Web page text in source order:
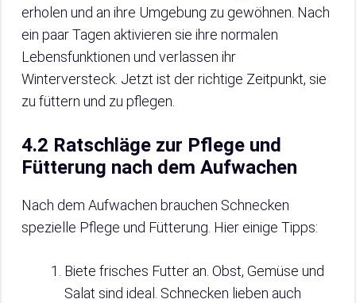
erholen und an ihre Umgebung zu gewöhnen. Nach
ein paar Tagen aktivieren sie ihre normalen
Lebensfunktionen und verlassen ihr
Winterversteck. Jetzt ist der richtige Zeitpunkt, sie
zu füttern und zu pflegen.
4.2 Ratschläge zur Pflege und
Fütterung nach dem Aufwachen
Nach dem Aufwachen brauchen Schnecken
spezielle Pflege und Fütterung. Hier einige Tipps:
Biete frisches Futter an. Obst, Gemüse und
Salat sind ideal. Schnecken lieben auch